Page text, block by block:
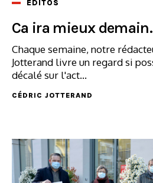
ÉDITOS
Ca ira mieux
Chaque semaine, notre
Jotterand livre un regard si
décalé sur l'act...
CÉDRIC JOTTERAND